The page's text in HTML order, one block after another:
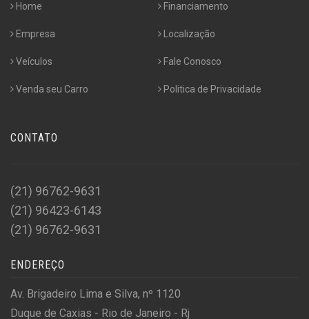
Home
Empresa
Veículos
Venda seu Carro
Financiamento
Localização
Fale Conosco
Politica de Privacidade
CONTATO
(21) 96762-9631
(21) 96423-6143
(21) 96762-9631
ENDEREÇO
Av. Brigadeiro Lima e Silva, nº 1120
Duque de Caxias - Rio de Janeiro - Rj